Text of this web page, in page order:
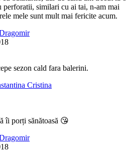
perforatii, similari cu ai tai, n-am mai
mele sunt mult mai fericite acum.
sezon cald fara balerini.
Cristina
îi porți sănătoasă 😘